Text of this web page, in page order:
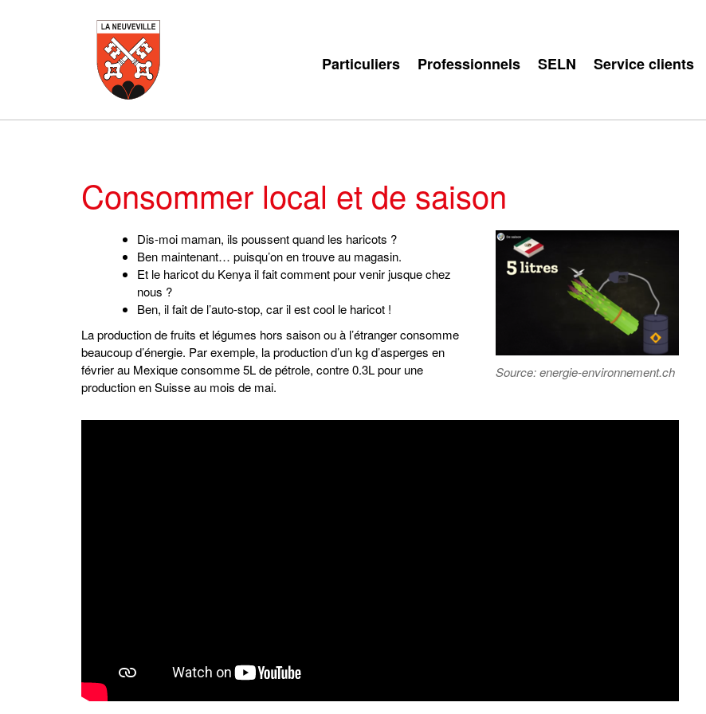
Particuliers Professionnels SELN Service clients
Consommer local et de saison
Dis-moi maman, ils poussent quand les haricots ?
Ben maintenant… puisqu’on en trouve au magasin.
Et le haricot du Kenya il fait comment pour venir jusque chez
nous ?
Ben, il fait de l’auto-stop, car il est cool le haricot !
La production de fruits et légumes hors saison ou à l’étranger consomme
beaucoup d’énergie. Par exemple, la production d’un kg d’asperges en
février au Mexique consomme 5L de pétrole, contre 0.3L pour une
production en Suisse au mois de mai.
Source: energie-environnement.ch